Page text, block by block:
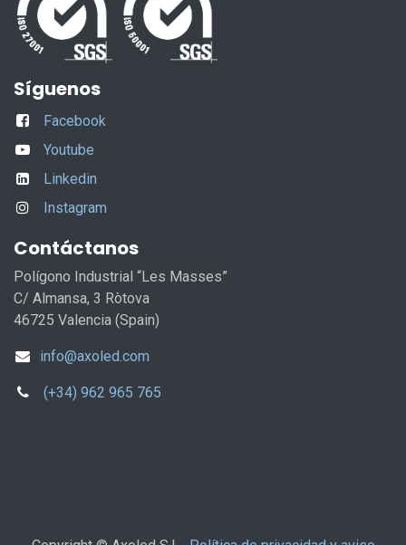
Síguenos
Facebook
Youtube
Linkedin
Instagram
Contáctanos
Polígono Industrial “Les Masses”
C/ Almansa, 3 Ròtova
46725 Valencia (Spain)
info@axoled.com
(+34) 962 965 765